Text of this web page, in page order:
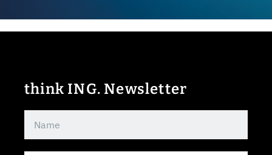
think ING. Newsletter